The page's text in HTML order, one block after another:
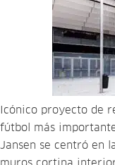
Icónico proyecto de
fútbol más
Jansen se centró en